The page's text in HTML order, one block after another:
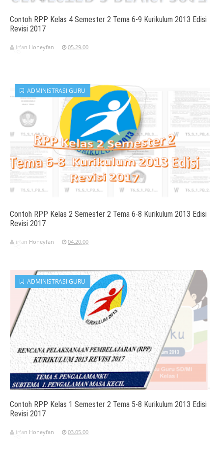
Contoh RPP Kelas 4 Semester 2 Tema 6-9 Kurikulum 2013 Edisi
Revisi 2017
irfan Honeyfan 05.29.00
Contoh RPP Kelas 2 Semester 2 Tema 6-8 Kurikulum 2013 Edisi
Revisi 2017
ADMINISTRASI GURU
irfan Honeyfan 04.20.00
Contoh RPP Kelas 1 Semester 2 Tema 5-8 Kurikulum 2013 Edisi
Revisi 2017
ADMINISTRASI GURU
irfan Honeyfan 03.05.00